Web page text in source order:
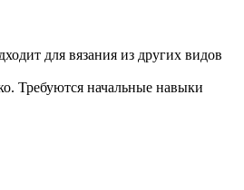
для вязания из других видов
Требуются начальные навыки